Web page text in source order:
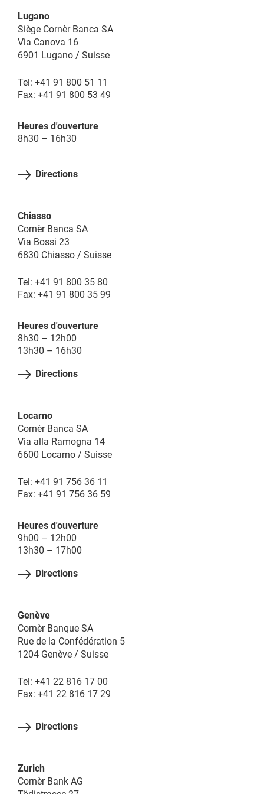
Lugano
Siège Cornèr Banca SA
Via Canova 16
6901 Lugano / Suisse
Tel: +41 91 800 51 11
Fax: +41 91 800 53 49
Heures d'ouverture
8h30 – 16h30
Directions
Chiasso
Cornèr Banca SA
Via Bossi 23
6830 Chiasso / Suisse
Tel: +41 91 800 35 80
Fax: +41 91 800 35 99
Heures d'ouverture
8h30 – 12h00
13h30 – 16h30
Directions
Locarno
Cornèr Banca SA
Via alla Ramogna 14
6600 Locarno / Suisse
Tel: +41 91 756 36 11
Fax: +41 91 756 36 59
Heures d'ouverture
9h00 – 12h00
13h30 – 17h00
Directions
Genève
Cornèr Banque SA
Rue de la Confédération 5
1204 Genève / Suisse
Tel: +41 22 816 17 00
Fax: +41 22 816 17 29
Directions
Zurich
Cornèr Bank AG